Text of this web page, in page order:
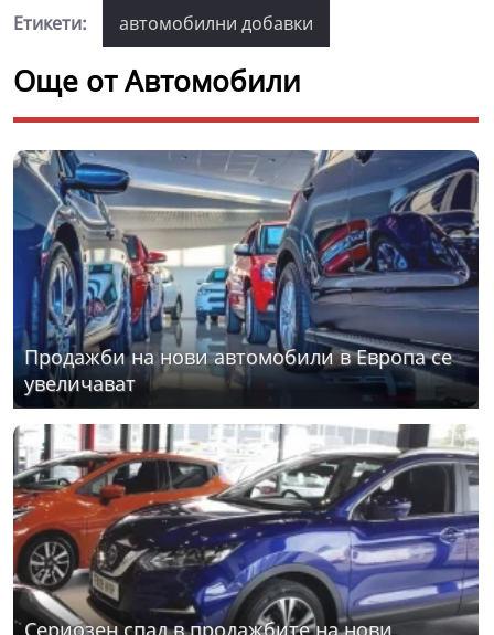
Етикети: автомобилни добавки
Още от Автомобили
Продажби на нови автомобили в Европа се
увеличават
Сериозен спад в продажбите на нови